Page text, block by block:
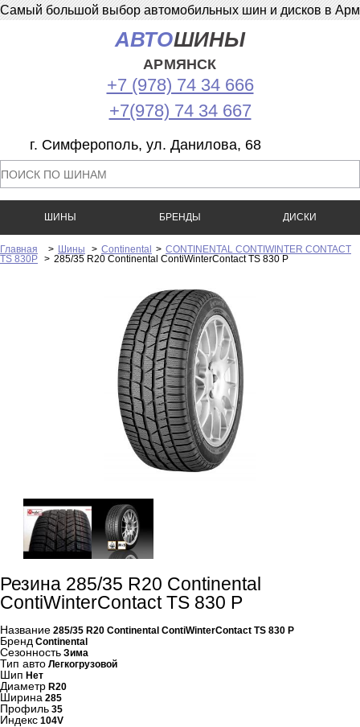
Самый большой выбор автомобильных шин и дисков в
АВТОШИНЫ
АРМЯНСК
+7 (978) 74 34 666
+7(978) 74 34 667
г. Симферополь, ул. Данилова, 68
ШИНЫ БРЕНДЫ ДИСКИ
Главная > Шины > Continental > CONTINENTAL CONTIWINTER CONTACT
TS 830P > 285/35 R20 Continental ContiWinterContact TS 830 P
Резина 285/35 R20 Continental
ContiWinterContact TS 830 P
Название 285/35 R20 Continental ContiWinterContact TS 830 P
Бренд Continental
Сезонность Зима
Тип авто Легкогрузовой
Шип Нет
Диаметр R20
Ширина 285
Профиль 35
Индекс 104V